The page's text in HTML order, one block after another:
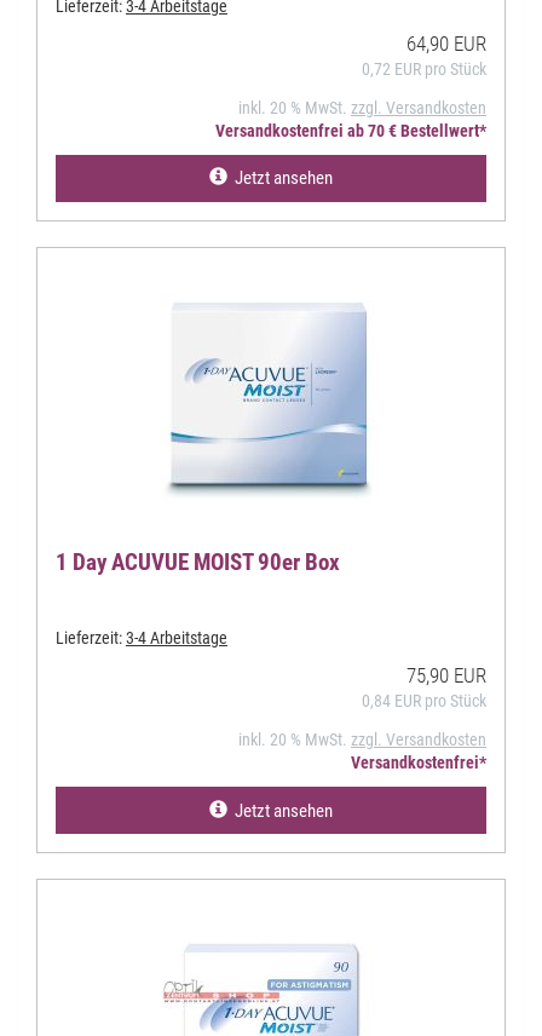
Lieferzeit:3-4 Arbeitstage
64,90 EUR
0,72 EUR pro Stück
inkl. 20 % MwSt. zzgl. Versandkosten
Versandkostenfrei ab 70 € Bestellwert*
Jetzt ansehen
1 Day ACUVUE MOIST 90er Box
Lieferzeit:3-4 Arbeitstage
75,90 EUR
0,84 EUR pro Stück
inkl. 20 % MwSt. zzgl. Versandkosten
Versandkostenfrei*
Jetzt ansehen